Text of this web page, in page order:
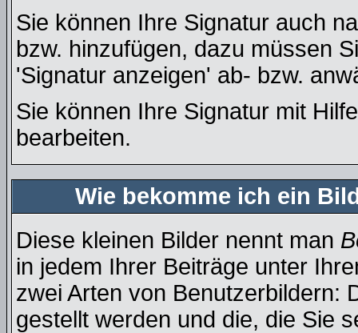
Sie können Ihre Signatur auch
bzw. hinzufügen, dazu müssen
'Signatur anzeigen' ab- bzw.
Sie können Ihre Signatur mit
bearbeiten.
Wie bekomme ich ein
Diese kleinen Bilder nennt man
in jedem Ihrer Beiträge unter
zwei Arten von Benutzerbildern:
gestellt werden und die, die Sie